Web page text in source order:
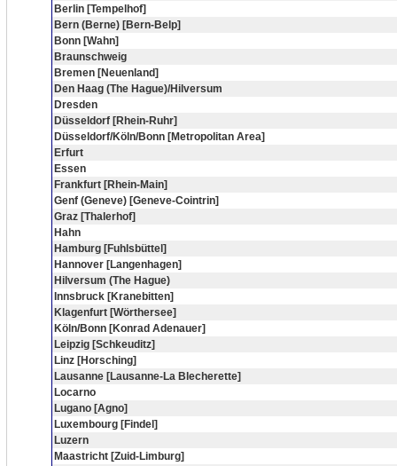
Berlin [Tempelhof]
Bern (Berne) [Bern-Belp]
Bonn [Wahn]
Braunschweig
Bremen [Neuenland]
Den Haag (The Hague)/Hilversum
Dresden
Düsseldorf [Rhein-Ruhr]
Düsseldorf/Köln/Bonn [Metropolitan Area]
Erfurt
Essen
Frankfurt [Rhein-Main]
Genf (Geneve) [Geneve-Cointrin]
Graz [Thalerhof]
Hahn
Hamburg [Fuhlsbüttel]
Hannover [Langenhagen]
Hilversum (The Hague)
Innsbruck [Kranebitten]
Klagenfurt [Wörthersee]
Köln/Bonn [Konrad Adenauer]
Leipzig [Schkeuditz]
Linz [Horsching]
Lausanne [Lausanne-La Blecherette]
Locarno
Lugano [Agno]
Luxembourg [Findel]
Luzern
Maastricht [Zuid-Limburg]